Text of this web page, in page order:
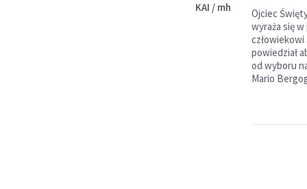
KAI / mh
Ojciec
wyraża się
powiedział
od wyboru
Mario